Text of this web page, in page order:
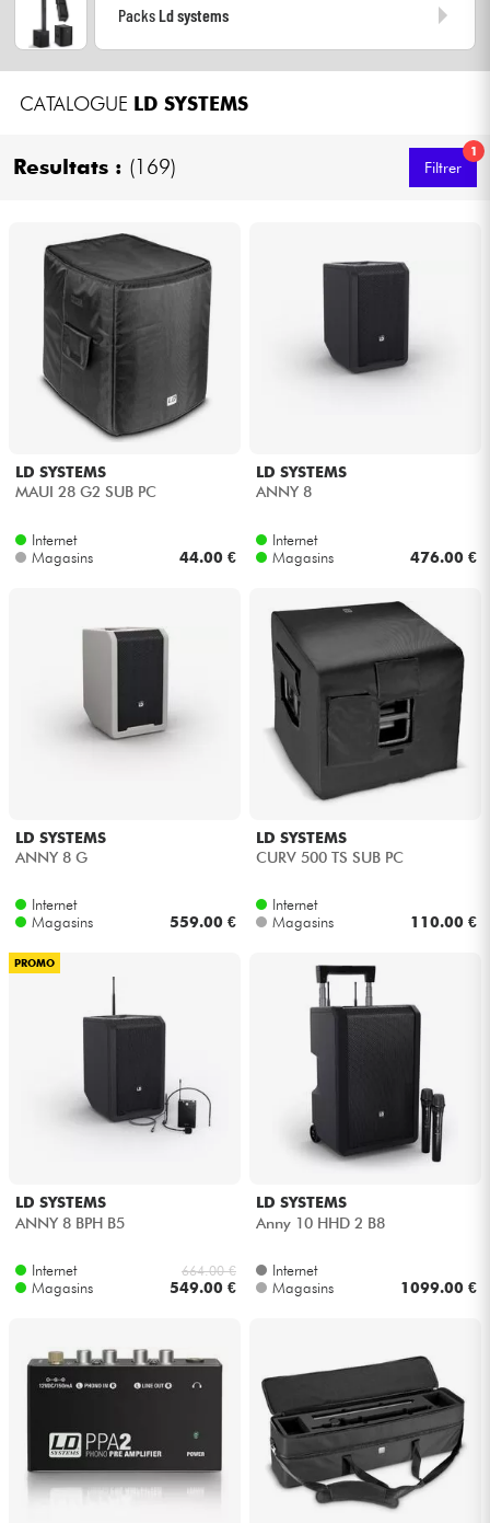
Eveil Musical
Câbles & Access.
HiFi
Voir nos marques
PacksLd systems
CATALOGUE LD SYSTEMS
Resultats : (169)
1
Filtrer
LD SYSTEMS
MAUI 28 G2 SUB PC
Internet
Magasins
44.00 €
LD SYSTEMS
ANNY 8
Internet
Magasins
476.00 €
LD SYSTEMS
ANNY 8 G
Internet
Magasins
559.00 €
LD SYSTEMS
CURV 500 TS SUB PC
Internet
Magasins
110.00 €
PROMO
LD SYSTEMS
ANNY 8 BPH B5
Internet
Magasins
664.00 €
549.00 €
LD SYSTEMS
Anny 10 HHD 2 B8
Internet
Magasins
1099.00 €